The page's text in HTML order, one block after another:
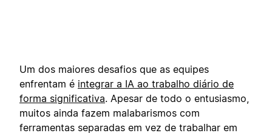
Um dos maiores desafios que as equipes
enfrentam é integrar a IA ao trabalho diário de
forma significativa. Apesar de todo o entusiasmo,
muitos ainda fazem malabarismos com
ferramentas separadas em vez de trabalhar em